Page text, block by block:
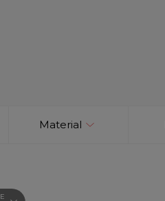
Material